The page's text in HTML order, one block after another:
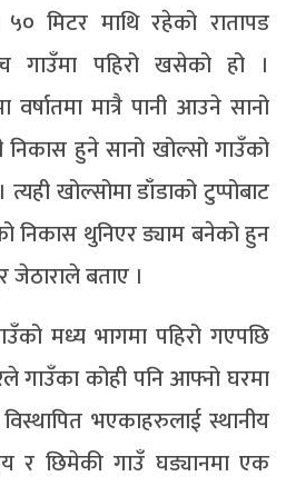
मिटर माथि रहेको रातापड
गाउँमा पहिरो खसेको हो ।
मात्रै पानी आउने सानो
हुने सानो खोल्सो गाउँको
खोल्सोमा डाँडाको टुप्पोबाट
निकास थुनिएर ड्याम बनेको हुन
बताए ।
मध्य भागमा पहिरो गएपछि
गाउँका कोही पनि आफ्नो घरमा
भएकाहरुलाई स्थानीय
र छिमेकी गाउँ घड्यानमा एक